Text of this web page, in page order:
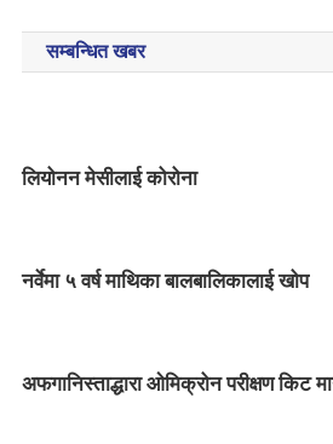
o
s
n
v
a
सम्बन्धित खबर
लियोनन मेसीलाई कोरोना
नर्वेमा ५ वर्ष माथिका बालबालिकालाई खोप
अफगानिस्ताद्धारा ओमिक्रोन परीक्षण किट